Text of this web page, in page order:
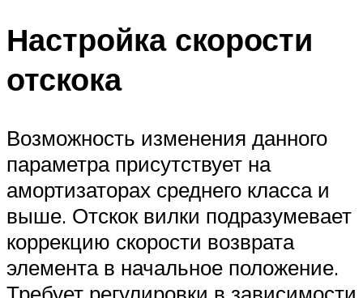
Настройка скорости
отскока
Возможность изменения данного
параметра присутствует на
амортизаторах среднего класса и
выше. Отскок вилки подразумевает
коррекцию скорости возврата
элемента в начальное положение.